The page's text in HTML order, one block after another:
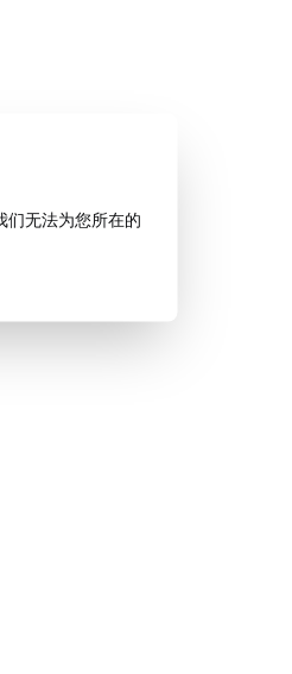
们无法为您所在的